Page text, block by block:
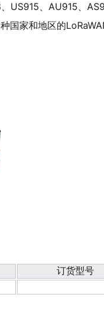
US915、AU915、
国家和地区的
订货型号